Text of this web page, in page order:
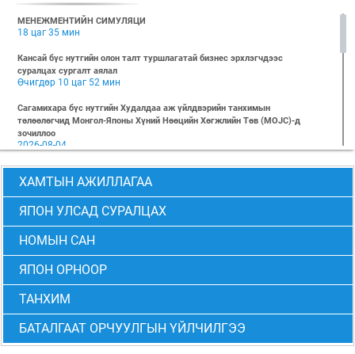
МЕНЕЖМЕНТИЙН СИМУЛЯЦИ
18 цаг 35 мин
Кансай бүс нутгийн олон талт туршлагатай бизнес эрхлэгчдээс
суралцах сургалт аялал
Өчигдөр 10 цаг 52 мин
Сагамихара бүс нутгийн Худалдаа аж үйлдвэрийн танхимын
төлөөлөгчид Монгол-Японы Хүний Нөөцийн Хөгжлийн Төв (MOJC)-д
зочиллоо
2026-08-04
"БИЗНЕС БА ХҮНИЙ ЭРХ" Нээлттэй семинарын бүртгэл эхэллээ
2026-07-28
Global Value Chain Бизнесийн практик сургалт
2026-07-24
2026 БИЗНЕСИЙН ҮНДСЭН СУРГАЛТ-PMP АНГИ 29 дэх элсэлт
2026-07-08
2026-07-06
МОНГОЛ-ЯПОНЫ ТӨВИЙН БИЗНЕСИЙН ҮНДСЭН СУРГАЛТЫН 28 ДАХЬ
ЭЛСЭЛТИЙН “CEO” болон “PMP” АНГИЙН ТӨГСӨЛТ АМЖИЛТТАЙ БОЛЖ
ӨНДӨРЛӨВ
ХАМТЫН АЖИЛЛАГАА
ЯПОН УЛСАД СУРАЛЦАХ
НОМЫН САН
ЯПОН ОРНООР
ТАНХИМ
БАТАЛГААТ ОРЧУУЛГЫН ҮЙЛЧИЛГЭЭ